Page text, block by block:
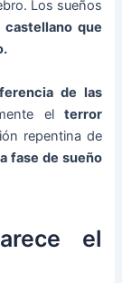
Los sueños
castellano que
de las
elterror
repentina de
fase de sueño
el